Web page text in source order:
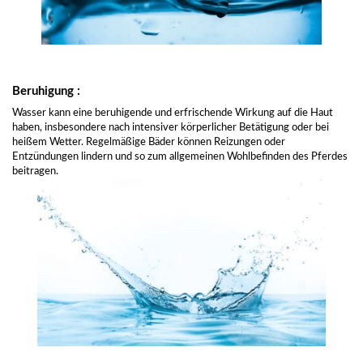
Beruhigung :
Wasser kann eine beruhigende und erfrischende Wirkung auf die Haut
haben, insbesondere nach intensiver körperlicher Betätigung oder bei
heißem Wetter. Regelmäßige Bäder können Reizungen oder
Entzündungen lindern und so zum allgemeinen Wohlbefinden des Pferdes
beitragen.